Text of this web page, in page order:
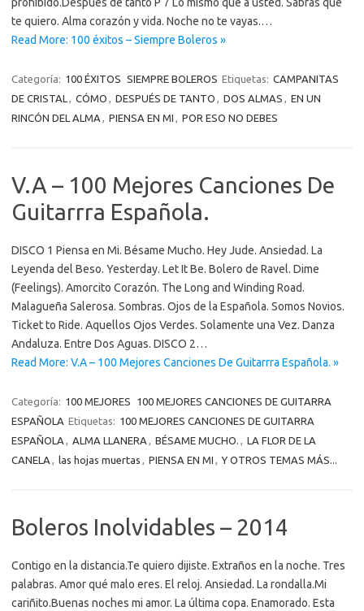
te quiero. Alma corazón y vida. Noche no te vayas.…
Read More: 100 éxitos – Siempre Boleros »
Categoría: 100 ÉXITOS SIEMPRE BOLEROS Etiquetas: CAMPANITAS
DE CRISTAL , CÓMO , DESPUÉS DE TANTO , DOS ALMAS , EN UN
RINCÓN DEL ALMA , PIENSA EN MI , POR ESO NO DEBES
V.A – 100 Mejores Canciones De
Guitarrra Española.
DISCO 1 Piensa en Mi. Bésame Mucho. Hey Jude. Ansiedad. La
Leyenda del Beso. Yesterday. Let It Be. Bolero de Ravel. Dime
(Feelings). Amorcito Corazón. The Long and Winding Road.
Malagueña Salerosa. Sombras. Ojos de la Española. Somos Novios.
Ticket to Ride. Aquellos Ojos Verdes. Solamente una Vez. Danza
Andaluza. Entre Dos Aguas. DISCO 2…
Read More: V.A – 100 Mejores Canciones De Guitarrra Española. »
Categoría: 100 MEJORES
100 MEJORES CANCIONES DE GUITARRA
ESPAÑOLA Etiquetas: 100 MEJORES CANCIONES DE GUITARRA
ESPAÑOLA , ALMA LLANERA , BÉSAME MUCHO. , LA FLOR DE LA
CANELA , las hojas muertas , PIENSA EN MI , Y OTROS TEMAS MÁS...
Boleros Inolvidables – 2014
Contigo en la distancia.Te quiero dijiste. Extraños en la noche. Tres
palabras. Amor qué malo eres. El reloj. Ansiedad. La rondalla.Mi
cariñito.Buenas noches mi amor. La última copa. Enamorado. Esta